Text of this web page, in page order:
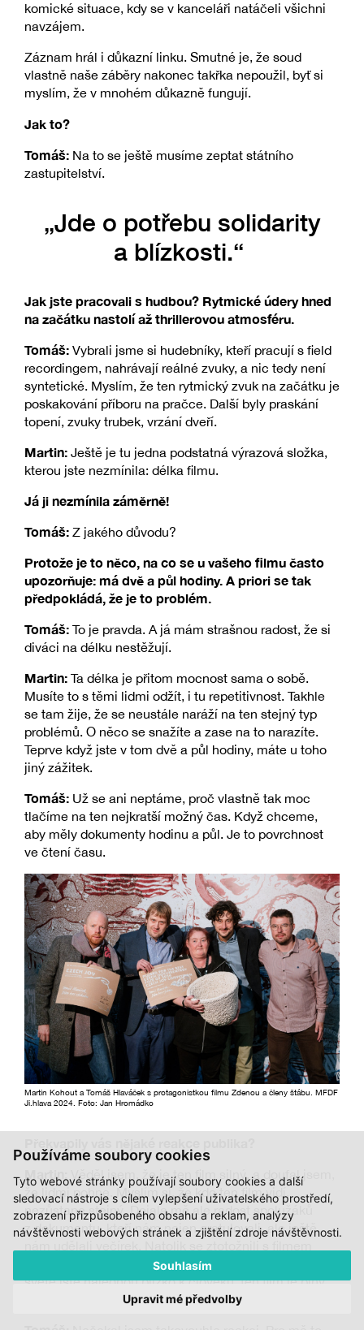
Používáme soubory cookies
Tyto webové stránky používají soubory cookies a další
sledovací nástroje s cílem vylepšení uživatelského prostředí,
zobrazení přizpůsobeného obsahu a reklam, analýzy
návštěvnosti webových stránek a zjištění zdroje návštěvnosti.
Souhlasím
Upravit mé předvolby
komické situace, kdy se v kanceláři natáčeli všichni
navzájem.
Záznam hrál i důkazní linku. Smutné je, že soud
vlastně naše záběry nakonec takřka nepoužil, byť si
myslím, že v mnohém důkazně fungují.
Jak to?
Tomáš: Na to se ještě musíme zeptat státního
zastupitelství.
„Jde o potřebu solidarity
a blízkosti.“
Jak jste pracovali s hudbou? Rytmické údery hned
na začátku nastolí až thrillerovou atmosféru.
Tomáš: Vybrali jsme si hudebníky, kteří pracují s field
recordingem, nahrávají reálné zvuky, a nic tedy není
syntetické. Myslím, že ten rytmický zvuk na začátku je
poskakování příboru na pračce. Další byly praskání
topení, zvuky trubek, vrzání dveří.
Martin: Ještě je tu jedna podstatná výrazová složka,
kterou jste nezmínila: délka filmu.
Já ji nezmínila záměrně!
Tomáš: Z jakého důvodu?
Protože je to něco, na co se u vašeho filmu často
upozorňuje: má dvě a půl hodiny. A priori se tak
předpokládá, že je to problém.
Tomáš: To je pravda. A já mám strašnou radost, že si
diváci na délku nestěžují.
Martin: Ta délka je přitom mocnost sama o sobě.
Musíte to s těmi lidmi odžít, i tu repetitivnost. Takhle
se tam žije, že se neustále naráží na ten stejný typ
problémů. O něco se snažíte a zase na to narazíte.
Teprve když jste v tom dvě a půl hodiny, máte u toho
jiný zážitek.
Tomáš: Už se ani neptáme, proč vlastně tak moc
tlačíme na ten nejkratší možný čas. Když chceme,
aby měly dokumenty hodinu a půl. Je to povrchnost
ve čtení času.
Martin Kohout a Tomáš Hlaváček s protagonistkou filmu Zdenou a členy štábu. MFDF
Ji.hlava 2024. Foto: Jan Hromádko
Martin:
Věděl jsem, že je ten film silný, a doufal jsem,
že lidmi pohne. Myslím si, že kdo ten film vidí,
nezůstane stejný. Dojala mě ale radost spolužáků
z dokumentu, kteří nám nejen gratulovali, ale ještě
a jeho hodnotami, lidskostí. V tomhle odcizeném
světě jste najednou blízko k člověku, ten film je plný
empatie. A to je asi něco, co podvědomě lidem chybí.